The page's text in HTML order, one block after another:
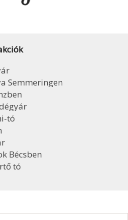
Semmeringen
tó
Bécsben
tó